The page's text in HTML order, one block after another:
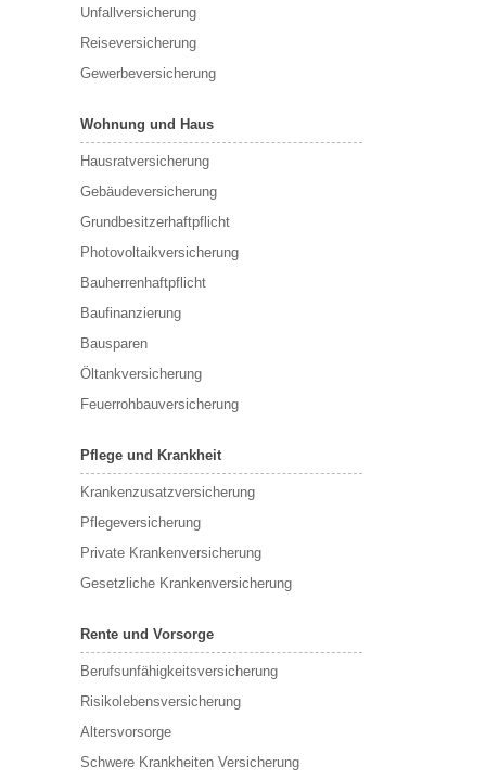
Unfallversicherung
Reiseversicherung
Gewerbeversicherung
Wohnung und Haus
Hausratversicherung
Gebäudeversicherung
Grundbesitzerhaftpflicht
Photovoltaikversicherung
Bauherrenhaftpflicht
Baufinanzierung
Bausparen
Öltankversicherung
Feuerrohbauversicherung
Pflege und Krankheit
Krankenzusatzversicherung
Pflegeversicherung
Private Krankenversicherung
Gesetzliche Krankenversicherung
Rente und Vorsorge
Berufs­unfähigkeitsversicherung
Risikolebensversicherung
Altersvorsorge
Schwere Krankheiten Versicherung